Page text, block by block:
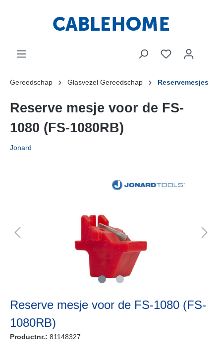
Gereedschap Glasvezel Gereedschap Reservemesjes
Reserve mesje voor de FS-
1080 (FS-1080RB)
Jonard
Reserve mesje voor de FS-1080 (FS-
1080RB)
Productnr.: 81148327